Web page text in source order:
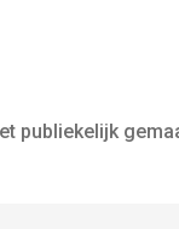
publiekelijk